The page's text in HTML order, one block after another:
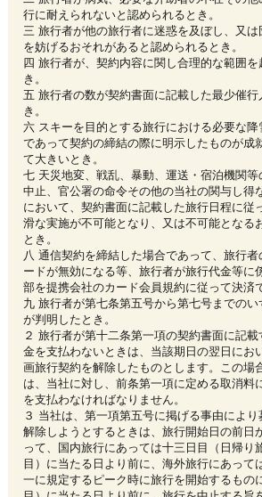
行に耐えられないと認められるとき。
三 旅行者が他の旅行者に迷惑を及ぼし、又
を妨げるおそれがあると認められるとき。
四 旅行者が、契約内容に関し合理的な範囲
き。
五 旅行者の数が契約書面に記載した最少催行
き。
六 スキーを目的とする旅行における必要な
であって契約の締結の際に明示したものが成
て大きいとき。
七 天災地変、戦乱、暴動、運送・宿泊機関
中止、官公署の命令その他の当社の関与し得
において、契約書面に記載した旅行日程に従
滑な実施が不可能となり、又は不可能となる
とき。
八 通信契約を締結した場合であって、旅行
ードが無効になる等、旅行者が旅行代金等に
部を提携会社のカード会員規約に従って決済
九 旅行者が第七条第五号から第七号までの
が判明したとき。
２ 旅行者が第十二条第一項の契約書面に記
金を支払わないときは、当該期日の翌日にお
画旅行契約を解除したものとします。この場
は、当社に対し、前条第一項に定める取消料
を支払わなければなりません。
３ 当社は、第一項第五号に掲げる事由によ
解除しようとするときは、旅行開始日の前日
って、国内旅行にあっては十三日目（日帰り
目）に当たる日より前に、海外旅行にあって
一に規定するピーク時に旅行を開始するもの